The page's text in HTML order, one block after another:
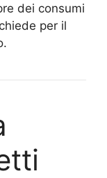
dei consumi
per il